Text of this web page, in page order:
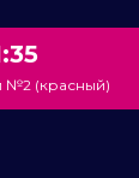
№2 (красный)